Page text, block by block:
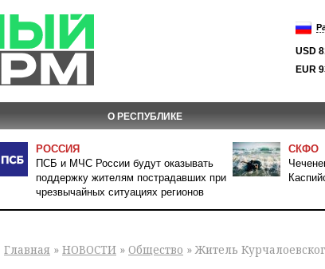
USD
EUR
О РЕСПУБЛИКЕ
РОССИЯ
ПСБ и МЧС России будут оказывать
поддержку жителям пострадавших при
чрезвычайных ситуациях регионов
СКФО
Главная » НОВОСТИ » Общество » Житель